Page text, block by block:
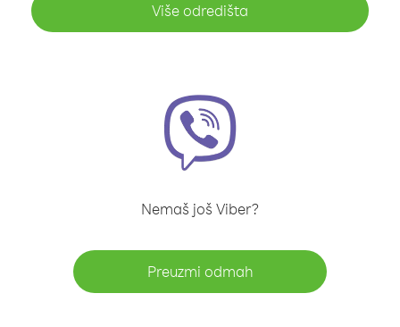
Više odredišta
Nemaš još Viber?
Preuzmi odmah